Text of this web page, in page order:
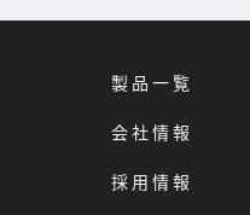
製品一覧
会社情報
採用情報